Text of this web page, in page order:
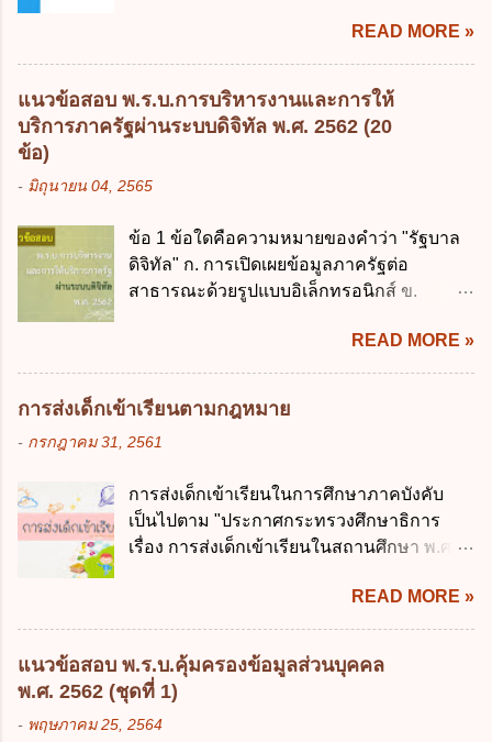
ประมาณ พ.ศ. 2561 2. นายกรัฐมนตรีเป็นผู้
รักษาการตามพระราช บัญญัติวิธีการงบ
ประมาณ พ.ศ. 2561 3. รัฐมนตรีว่าการ
กระทรวงการคลัง เป็นผู้รักษาการตามพระ
โปร่งใสและตรวจสอบได้ ข้อ 4. พระราช
บัญญัติวิธีการงบประมาณ พ.ศ. 2561 บัญญัติ
ให้การบริหา...
เศรษฐกิจ ค. หลักการพัฒนาทางเศรษฐกิจ
อย่างยั่งยืน ง. หลักความเป็นธรรมในสังคม ข้อ
2 สัดส่วนหนี้สาธารณะต่อผลิตภัณฑ์มวลรวม
ในประเทศเพื่อใช้เป็นกรอบในการบริหารหนี้
สาธารณะเป็นไปตามข้อใด ก. ไม่เกินร้อยละ 5
เกินร้อยละ 60 ข้อ 3 กฎหมายว่าด้วยวินัยการ
กฎหมายที่ให้จัดเก็บภาษีอากรหรือค่า
ธรรมเนียมเพิ่มขึ้นจากที่กำหนดไว้ในกฎหมาย
เพื่อการนำไปใช้จ่ายตามวัตถุประสงค์หรือเพื่อ
ข้อใด ก. เป็นไปตามความต้องการของชุมชน
ข. เพื่อป็นรายได้ขององค์กรปกครองส่วนท้อง
ถิ่น ค. มีเหตุจำเป็นหรือเหตุฉุกเฉินที่มิอาจหลีก
ปานกลางที่คณะรัฐมนตรีเห็นชอบแล้วไปใช้
ประกอบการพิจารณาในเรื่องต่อไปนี้ ยกเว้น
ข้อใด ก. การจัดเก็บหรือหารายได้ ข. การ
READ MORE »
แนวข้อสอบ พ.ร.บ.การบริหารงานและการให้
บริการภาครัฐผ่านระบบดิจิทัล พ.ศ. 2562 (20
ข้อ)
- มิถุนายน 04, 2565
ข้อ 1 ข้อใดคือความหมายของคำว่า "รัฐบาล
ดิจิทัล" ก. การเปิดเผยข้อมูลภาครัฐต่อ
สาธารณะด้วยรูปแบบอิเล็กทรอนิกส์ ข.
การบริหารงาน การให้บริการ การบูรณาการ
ข้อมูลภาครัฐ ค. วิธีการนำสัญลักษณ์ศูนย์และ
หนึ่ง เพื่อใช้สร้างระบบต่าง ๆ ง. สำนักงาน
พัฒนารัฐบาลดิจิทัล (องค์การมหาชน) ข้อ 2
การบริหารงานภาครัฐและการจัดทำบริการ
ดังต่อไปนี้ ยกเว้น ข้อใด ก. ให้มีการใช้ระบบ
ดิจิทัลอย่างคุ้มค่าและเต็มศักยภาพ ข. พัฒนา
โครงสร้างพื้นฐานด้านดิจิทัลที่จำเป็นให้เป็นไป
เครือข่ายดิจิทัล ง. เพิ่มประสิทธิภาคในการใช้
จ่ายงบประมาณให้เกิดความคุ้มค่าและเป็นไป
ตามเป้าหมาย ข้อ 3 ข้อใดกล่าวได้ถูกต้องที่สุด
เกี่ยวกับ "แผนพัฒนารัฐบาลดิจิทัล" ก. เป็นธร
READ MORE »
การส่งเด็กเข้าเรียนตามกฎหมาย
- กรกฎาคม 31, 2561
การส่งเด็กเข้าเรียนในการศึกษาภาคบังคับ
เป็นไปตาม "ประกาศกระทรวงศึกษาธิการ
เรื่อง การส่งเด็กเข้าเรียนในสถานศึกษา พ.ศ.
เรื่อง หลักเกณฑ์และวิธีการปฏิบัติสำหรับผู้ที่
มิใช่ผู้ปกครองซึ่งมีเด็กที่มีอายุในเกณฑ์การ
ศึกษาภาคบังคับอาศัยอยู่" ออกตามความใน
พระราชบัญญัติการศึกษาภาคบังคับ พ.ศ.
2545 ซึ่งเป็นกฎหมายที่มีโทษทางอาญา โดย
มีสาระสำคัญดังนี้ 1. คำว่า "เด็ก" หมายถึง เด็ก
READ MORE »
แนวข้อสอบ พ.ร.บ.คุ้มครองข้อมูลส่วนบุคคล
พ.ศ. 2562 (ชุดที่ 1)
- พฤษภาคม 25, 2564